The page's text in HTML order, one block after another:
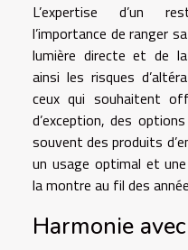
L’expertise d’un
l’importance de ranger
lumière directe et de
ainsi les risques
ceux qui souhaitent
d’exception, des
souvent des produits
un usage optimal et
la montre au fil des
Harmonie